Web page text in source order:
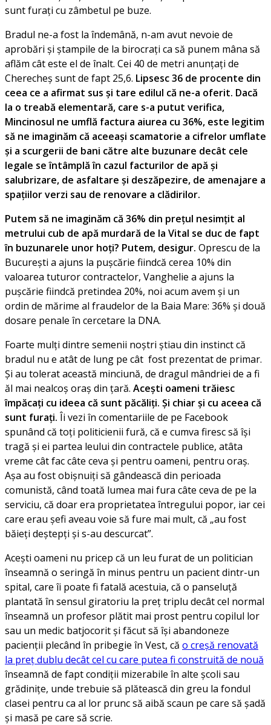
sunt furați cu zâmbetul pe buze.
Bradul ne-a fost la îndemână, n-am avut nevoie de
aprobări și ștampile de la birocrați ca să punem mâna să
aflăm cât este el de înalt. Cei 40 de metri anunțați de
Cherecheș sunt de fapt 25,6. Lipsesc 36 de procente din
ceea ce a afirmat sus și tare edilul că ne-a oferit. Dacă
la o treabă elementară, care s-a putut verifica,
Mincinosul ne umflă factura aiurea cu 36%, este legitim
să ne imaginăm că aceeași scamatorie a cifrelor umflate
și a scurgerii de bani către alte buzunare decât cele
legale se întâmplă în cazul facturilor de apă și
salubrizare, de asfaltare și deszăpezire, de amenajare a
spațiilor verzi sau de renovare a clădirilor.
Putem să ne imaginăm că 36% din prețul nesimțit al
metrului cub de apă murdară de la Vital se duc de fapt
în buzunarele unor hoți? Putem, desigur. Oprescu de la
București a ajuns la pușcărie fiindcă cerea 10% din
valoarea tuturor contractelor, Vanghelie a ajuns la
pușcărie fiindcă pretindea 20%, noi acum avem și un
ordin de mărime al fraudelor de la Baia Mare: 36% și două
dosare penale în cercetare la DNA.
Foarte mulți dintre semenii noștri știau din instinct că
bradul nu e atât de lung pe cât fost prezentat de primar.
Și au tolerat această minciună, de dragul mândriei de a fi
ăl mai nealcoș oraș din țară. Acești oameni trăiesc
împăcați cu ideea că sunt păcăliți. Și chiar și cu aceea că
sunt furați. Îi vezi în comentariile de pe Facebook
spunând că toți politicienii fură, că e cumva firesc să își
tragă și ei partea leului din contractele publice, atâta
vreme cât fac câte ceva și pentru oameni, pentru oraș.
Așa au fost obișnuiți să gândească din perioada
comunistă, când toată lumea mai fura câte ceva de pe la
serviciu, că doar era proprietatea întregului popor, iar cei
care erau șefi aveau voie să fure mai mult, că „au fost
băieți deștepți și s-au descurcat”.
Acești oameni nu pricep că un leu furat de un politician
înseamnă o seringă în minus pentru un pacient dintr-un
spital, care îi poate fi fatală acestuia, că o panseluță
plantată în sensul giratoriu la preț triplu decât cel normal
înseamnă un profesor plătit mai prost pentru copilul lor
sau un medic batjocorit și făcut să își abandoneze
pacienții plecând în pribegie în Vest, că o creșă renovată
la preț dublu decât cel cu care putea fi construită de nouă
înseamnă de fapt condiții mizerabile în alte școli sau
grădinițe, unde trebuie să plătească din greu la fondul
clasei pentru ca al lor prunc să aibă scaun pe care să șadă
și masă pe care să scrie.